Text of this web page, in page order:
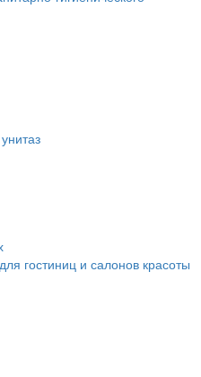
гостиниц и салонов красоты